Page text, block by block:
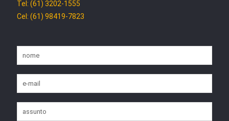
Tel: (61) 3202-1555
Cel: (61) 98419-7823